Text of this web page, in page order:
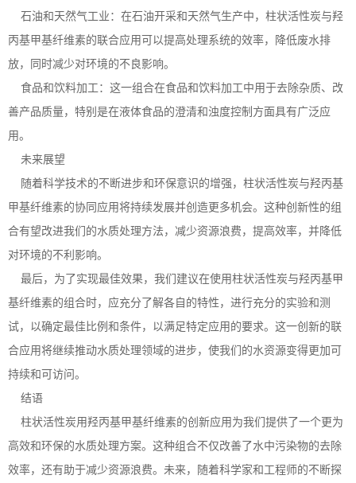
石油和天然气工业：在石油开采和天然气生产中，柱状活性炭与羟
丙基甲基纤维素的联合应用可以提高处理系统的效率，降低废水排
放，同时减少对环境的不良影响。
食品和饮料加工：这一组合在食品和饮料加工中用于去除杂质、改
善产品质量，特别是在液体食品的澄清和浊度控制方面具有广泛应
用。
未来展望
随着科学技术的不断进步和环保意识的增强，柱状活性炭与羟丙基
甲基纤维素的协同应用将持续发展并创造更多机会。这种创新性的组
合有望改进我们的水质处理方法，减少资源浪费，提高效率，并降低
对环境的不利影响。
最后，为了实现最佳效果，我们建议在使用柱状活性炭与羟丙基甲
基纤维素的组合时，应充分了解各自的特性，进行充分的实验和测
试，以确定最佳比例和条件，以满足特定应用的要求。这一创新的联
合应用将继续推动水质处理领域的进步，使我们的水资源变得更加可
持续和可访问。
结语
柱状活性炭用羟丙基甲基纤维素的创新应用为我们提供了一个更为
高效和环保的水质处理方案。这种组合不仅改善了水中污染物的去除
效率，还有助于减少资源浪费。未来，随着科学家和工程师的不断探